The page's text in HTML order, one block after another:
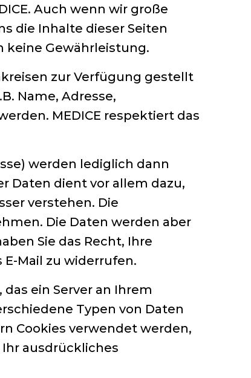
Auch wenn wir große
die Inhalte dieser Seiten
keine Gewährleistung.
zur Verfügung gestellt
Name, Adresse,
MEDICE respektiert das
werden lediglich dann
Daten dient vor allem dazu,
verstehen. Die
Die Daten werden aber
Sie das Recht, Ihre
Mail zu widerrufen.
das ein Server an Ihrem
Typen von Daten
Cookies verwendet werden,
ausdrückliches